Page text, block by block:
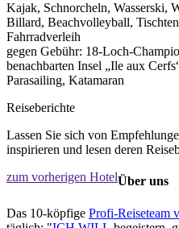
Kajak, Schnorcheln, Wasserski,
Billard, Beachvolleyball,
Fahrradverleih
gegen Gebühr: 18-Loch-
benachbarten Insel „Ile aux
Parasailing, Katamaran
Reiseberichte
Lassen Sie sich von
inspirieren und lesen deren
zum vorherigen HotelÜber uns
Das 10-köpfige Profi-Reiseteam